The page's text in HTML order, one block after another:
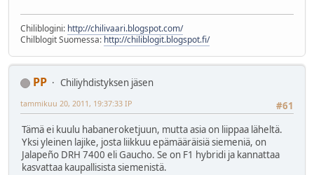
Chiliblogini: http://chilivaari.blogspot.com/
Chilblogit Suomessa: http://chiliblogit.blogspot.fi/
PP
Chiliyhdistyksen jäsen
#61
tammikuu 20, 2011, 19:37:33 IP
Tämä ei kuulu habaneroketjuun, mutta asia on liippaa läheltä.
Yksi yleinen lajike, josta liikkuu epämääräisiä siemeniä, on
Jalapeño DRH 7400 eli Gaucho. Se on F1 hybridi ja kannattaa
kasvattaa kaupallisista siemenistä.